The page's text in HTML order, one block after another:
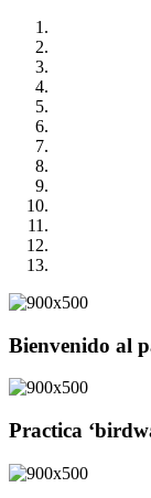
Bienvenido al
Practica